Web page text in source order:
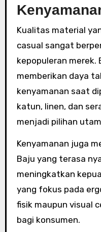
Kualitas material
casual sangat
kepopuleran
memberikan daya
kenyamanan saat
katun, linen, dan
menjadi pilihan
Kenyamanan juga
Baju yang terasa
meningkatkan
yang fokus pada
fisik maupun visual
bagi konsumen.